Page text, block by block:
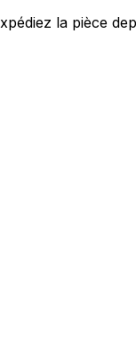
la pièce